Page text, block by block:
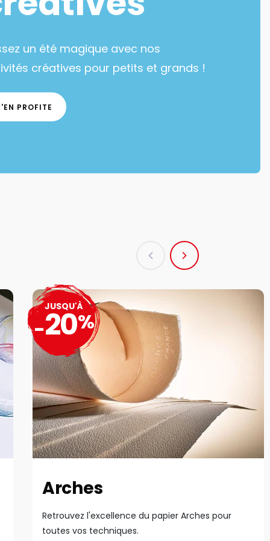
un été magique avec nos
créatives pour petits et grands !
PROFITE
Arches
Retrouvez l'excellence du papier Arches pour
toutes vos techniques.
JUSQU'À
-20%